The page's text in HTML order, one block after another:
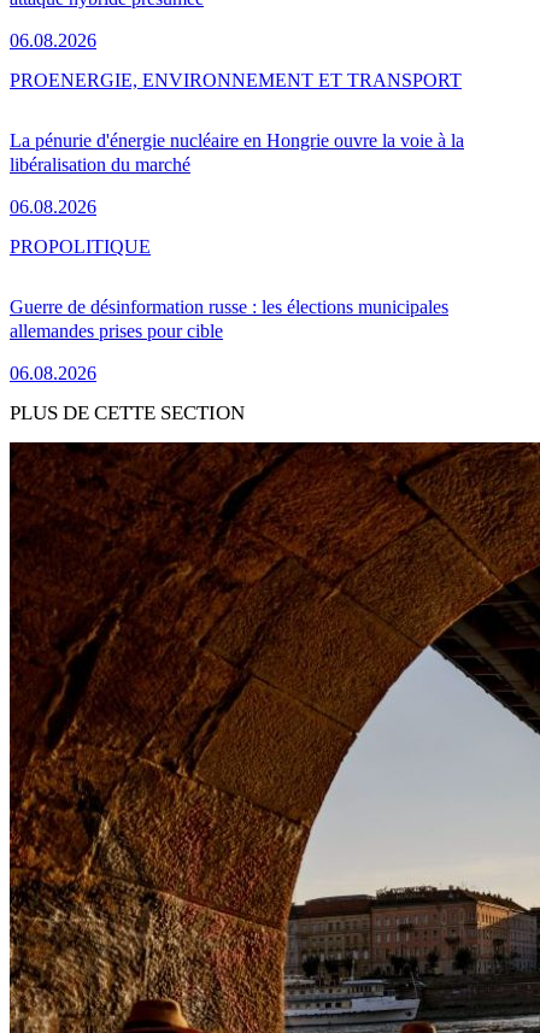
06.08.2026
La pénurie d'énergie nucléaire en Hongrie ouvre la voie à la
libéralisation du marché
06.08.2026
PROENERGIE, ENVIRONNEMENT ET TRANSPORT
Guerre de désinformation russe : les élections municipales
allemandes prises pour cible
06.08.2026
PROPOLITIQUE
PLUS DE CETTE SECTION